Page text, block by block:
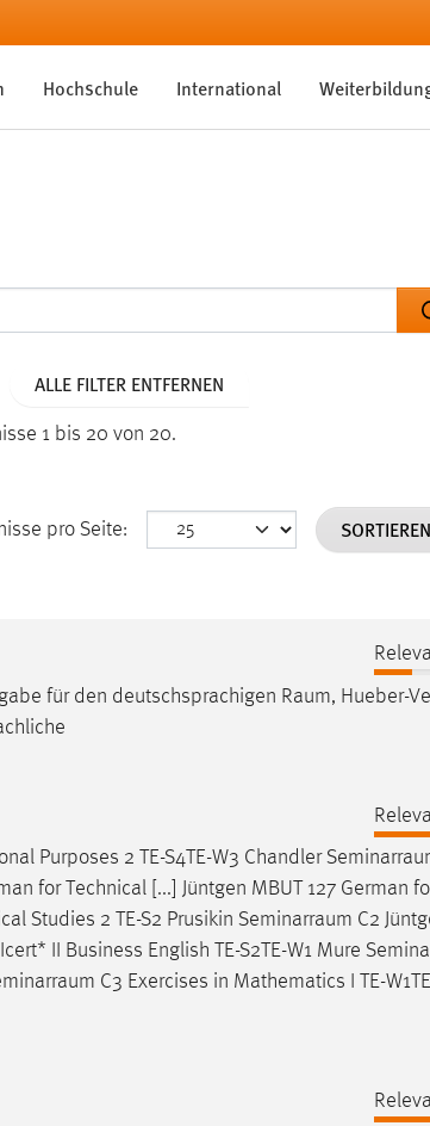
Hochschule International
ALLE FILTER ENTFERNEN
1 bis 20 von 20.
pro Seite:
für den deutschsprachigen Raum, Hueber-
Purposes 2 TE-S4TE-W3 Chandler
for Technical [...] Jüntgen MBUT 127 German
Studies 2 TE-S2 Prusikin Seminarraum C2
II Business English TE-S2TE-W1 Mure
C3 Exercises in Mathematics I TE-